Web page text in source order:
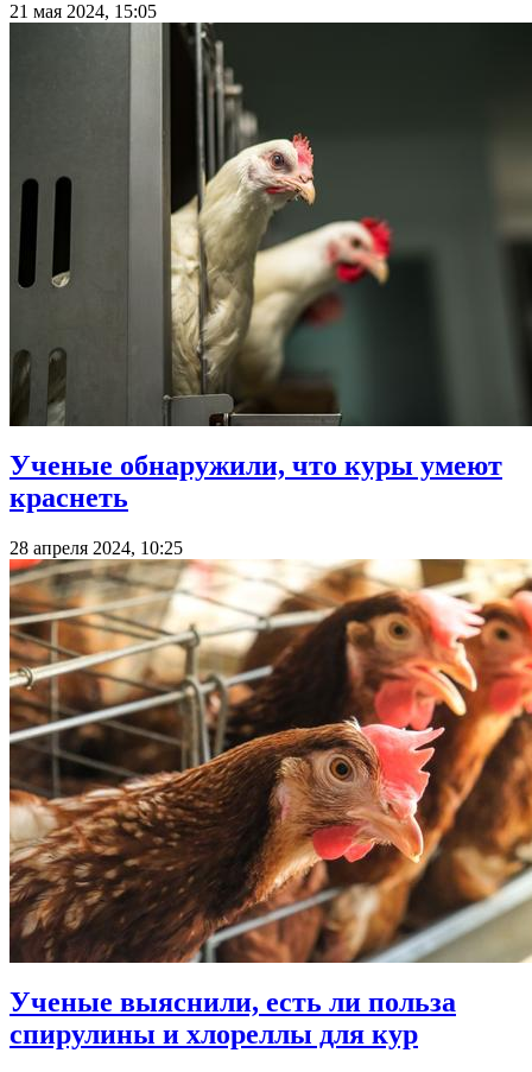
21 мая 2024, 15:05
Ученые обнаружили, что куры умеют
краснеть
28 апреля 2024, 10:25
Ученые выяснили, есть ли польза
спирулины и хлореллы для кур